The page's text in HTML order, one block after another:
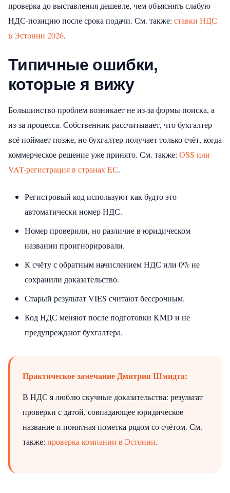
проверка до выставления дешевле, чем объяснять слабую
НДС-позицию после срока подачи. См. также: ставки НДС
в Эстонии 2026.
Типичные ошибки,
которые я вижу
Большинство проблем возникает не из-за формы поиска, а
из-за процесса. Собственник рассчитывает, что бухгалтер
всё поймает позже, но бухгалтер получает только счёт, когда
коммерческое решение уже принято. См. также: OSS или
VAT-регистрация в странах ЕС.
Регистровый код используют как будто это
автоматически номер НДС.
Номер проверили, но различие в юридическом
названии проигнорировали.
К счёту с обратным начислением НДС или 0% не
сохранили доказательство.
Старый результат VIES считают бессрочным.
Код НДС меняют после подготовки KMD и не
предупреждают бухгалтера.
Практическое замечание Дмитрия Шмидта:
В НДС я люблю скучные доказательства: результат
проверки с датой, совпадающее юридическое
название и понятная пометка рядом со счётом. См.
также: проверка компании в Эстонии.